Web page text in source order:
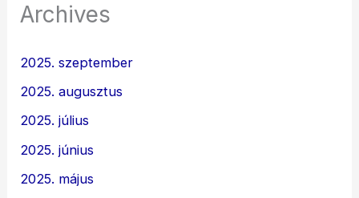
Archives
2025. szeptember
2025. augusztus
2025. július
2025. június
2025. május